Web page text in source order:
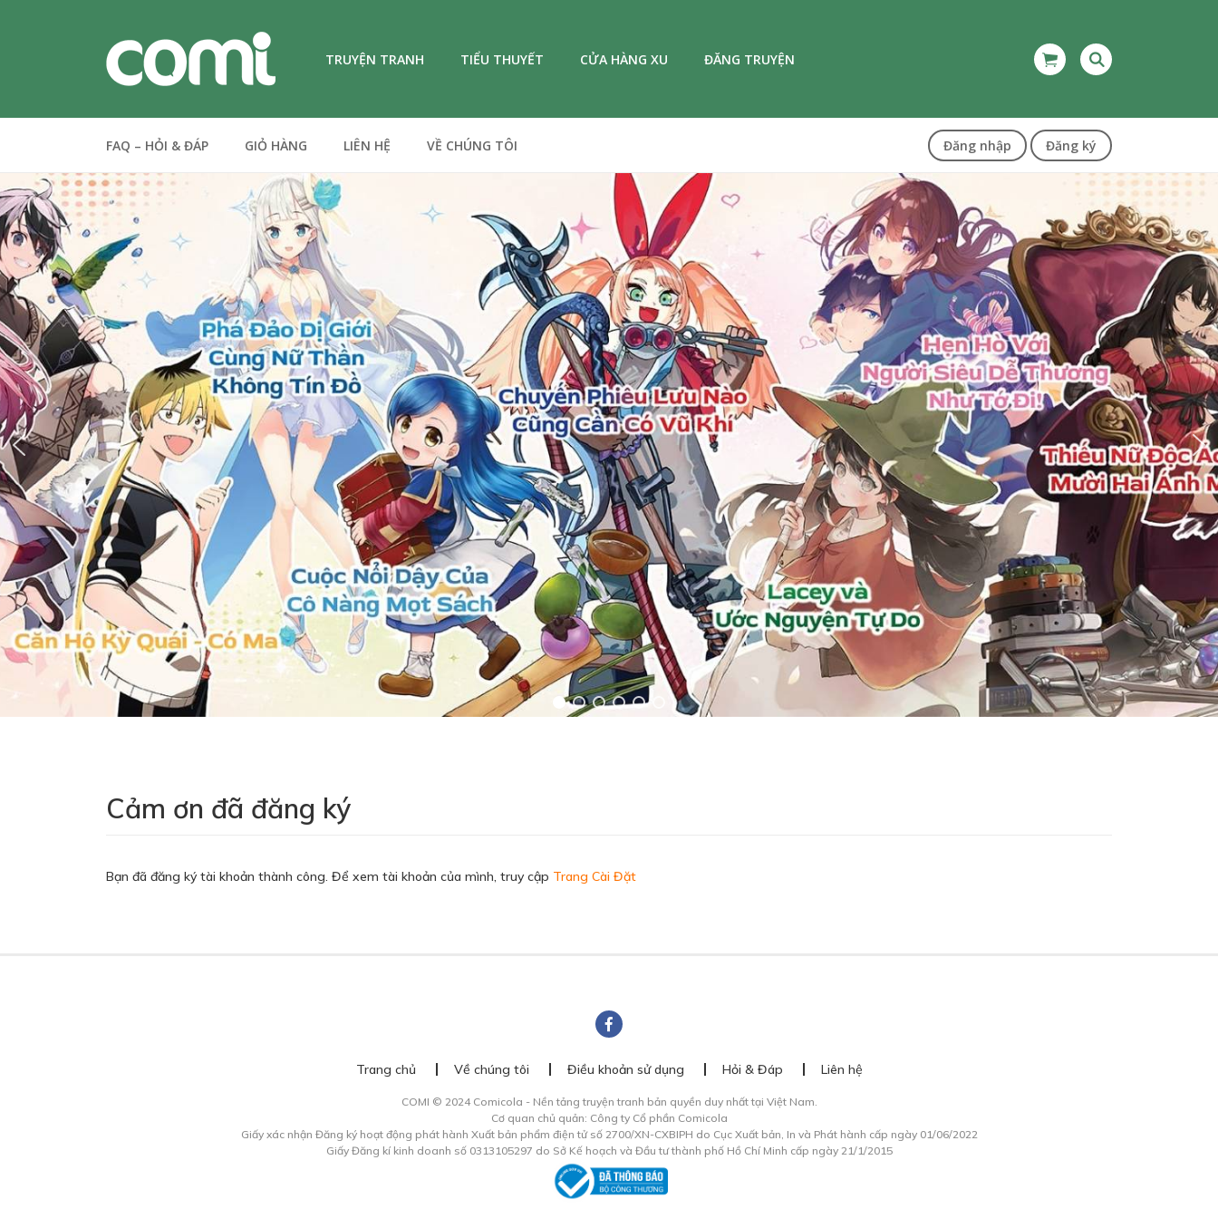
TRUYỆN TRANH TIỂU THUYẾT CỬA HÀNG XU ĐĂNG TRUYỆN
FAQ – HỎI & ĐÁP GIỎ HÀNG LIÊN HỆ VỀ CHÚNG TÔI Đăng nhập Đăng ký
Cảm ơn đã đăng ký
Bạn đã đăng ký tài khoản thành công. Để xem tài khoản của mình, truy cập Trang Cài Đặt
Trang chủ Về chúng tôi Điều khoản sử dụng Hỏi & Đáp Liên hệ
COMI © 2024 Comicola - Nền tảng truyện tranh bản quyền duy nhất tại Việt Nam.
Cơ quan chủ quản: Công ty Cổ phần Comicola
Giấy xác nhận Đăng ký hoạt động phát hành Xuất bản phẩm điện tử số 2700/XN-CXBIPH do Cục Xuất bản, In và Phát hành cấp ngày 01/06/2022
Giấy Đăng kí kinh doanh số 0313105297 do Sở Kế hoạch và Đầu tư thành phố Hồ Chí Minh cấp ngày 21/1/2015